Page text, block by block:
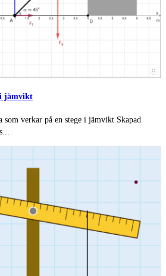
i jämvikt
som verkar på en stege i jämvikt Ska­pad